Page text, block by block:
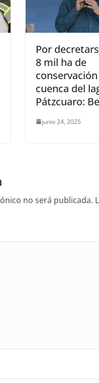
Por
8 mil ha de
cuenca del
Pátzcuaro:
junio 24, 2025
no será publicada.